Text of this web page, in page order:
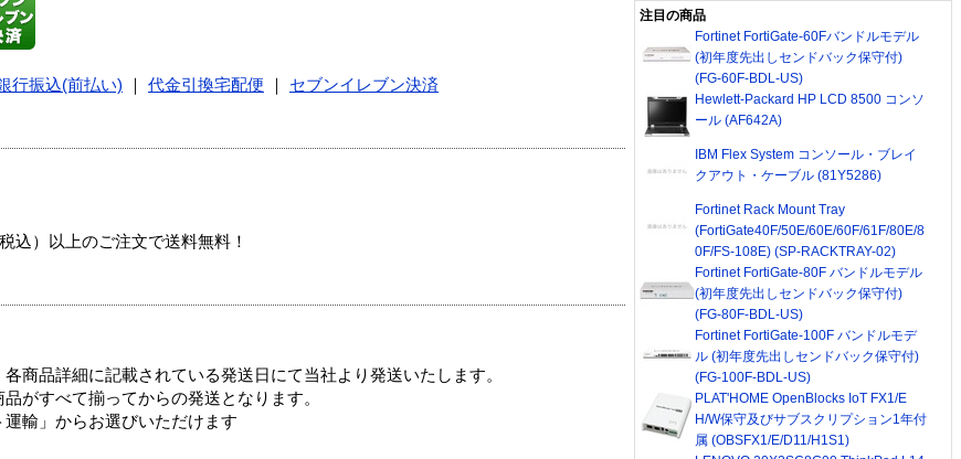
行振込(前払い) 代金引換宅配便
セブンイレブン決済
込）以上のご注文で送料無料！
商品詳細に記載されている発送日にて当社より発送いたします。
がすべて揃ってからの発送となります。
輸」からお選びいただけます
注目の商品
Fortinet FortiGate-60Fバンドルモデル
(初年度先出しセンドバック保守付)
(FG-60F-BDL-US)
Hewlett-Packard HP LCD 8500 コンソ
ール (AF642A)
IBM Flex System コンソール・ブレイ
クアウト・ケーブル (81Y5286)
Fortinet Rack Mount Tray
(FortiGate40F/50E/60E/60F/61F/80E/8
0F/FS-108E) (SP-RACKTRAY-02)
Fortinet FortiGate-80F バンドルモデル
(初年度先出しセンドバック保守付)
(FG-80F-BDL-US)
Fortinet FortiGate-100F バンドルモデ
ル (初年度先出しセンドバック保守付)
(FG-100F-BDL-US)
PLAT'HOME OpenBlocks IoT FX1/E
H/W保守及びサブスクリプション1年付
属 (OBSFX1/E/D11/H1S1)